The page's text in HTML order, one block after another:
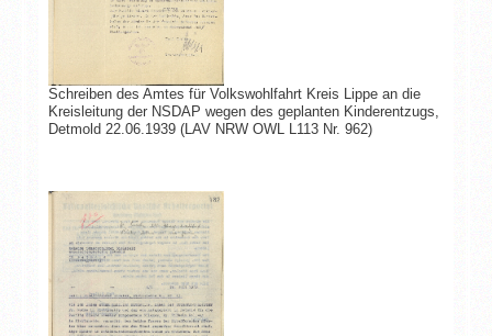
Schreiben des Amtes für Volkswohlfahrt Kreis Lippe an die
Kreisleitung der NSDAP wegen des geplanten Kinderentzugs,
Detmold 22.06.1939 (LAV NRW OWL L113 Nr. 962)